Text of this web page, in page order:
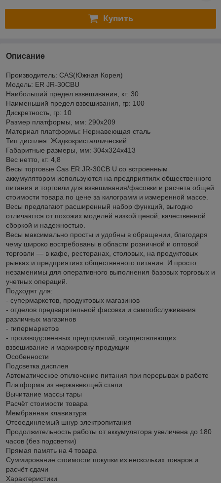
Купить
Описание
Производитель: CAS(Южная Корея)
Модель: ER JR-30CBU
Наибольший предел взвешивания, кг: 30
Наименьший предел взвешивания, гр: 100
Дискретность, гр: 10
Размер платформы, мм: 290х209
Материал платформы: Нержавеющая сталь
Тип дисплея: Жидкокристаллический
Габаритные размеры, мм: 304x324x413
Вес нетто, кг: 4,8
Весы торговые Cas ER JR-30CB U со встроенным
аккумулятором используются на предприятиях общественного
питания и торговли для взвешивания/фасовки и расчета общей
стоимости товара по цене за килограмм и измеренной массе.
Весы предлагают расширенный набор функций, выгодно
отличаются от похожих моделей низкой ценой, качественной
сборкой и надежностью.
Весы максимально просты и удобны в обращении, благодаря
чему широко востребованы в области розничной и оптовой
торговли — в кафе, ресторанах, столовых, на продуктовых
рынках и предприятиях общественного питания. И просто
незаменимы для оперативного выполнения базовых торговых и
учетных операций.
Подходят для:
- супермаркетов, продуктовых магазинов
- отделов предварительной фасовки и самообслуживания
различных магазинов
- гипермаркетов
- производственных предприятий, осуществляющих
взвешивание и маркировку продукции
Особенности
Подсветка дисплея
Автоматическое отключение питания при перерывах в работе
Платформа из нержавеющей стали
Вычитание массы тары
Расчёт стоимости товара
Мембранная клавиатура
Отсоединяемый шнур электропитания
Продолжительность работы от аккумулятора увеличена до 180
часов (без подсветки)
Прямая память на 4 товара
Суммирование стоимости покупки из нескольких товаров и
расчёт сдачи
Характеристики